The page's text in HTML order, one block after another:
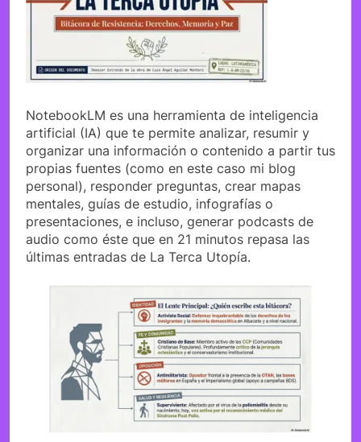
NotebookLM es una herramienta de inteligencia
artificial (IA) que te permite analizar, resumir y
organizar una información o contenido a partir tus
propias fuentes (como en este caso mi blog
personal), responder preguntas, crear mapas
mentales, guías de estudio, infografías o
presentaciones, e incluso, generar podcasts de
audio como éste que en 21 minutos repasa las
últimas entradas de La Terca Utopía.